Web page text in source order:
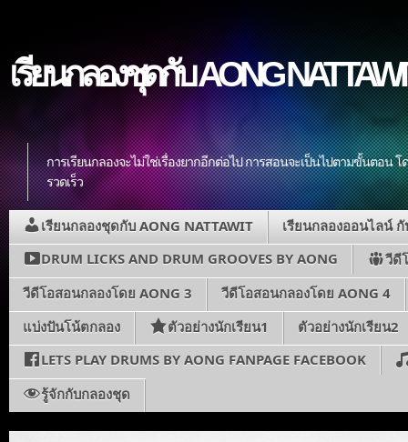
เรียนกลองชุดกับ AONG
การเรียนกลองจะไม่ใช่เรื่องยากอีกต่อไป การสอนจะเป็นไปตามขั้นตอน
รวดเร็ว
เรียนกลองชุดกับ AONG NATTAWIT
เรียนกลองออนไลน์
DRUM LICKS AND DRUM GROOVES BY AONG
วีดี
วีดีโอสอนกลองโดย AONG 3
วีดีโอสอนกลองโดย AONG 4
แบ่งปันโน้ตกลอง
ตัวอย่างนักเรียน1
ตัวอย่างนักเรียน2
LETS PLAY DRUMS BY AONG FANPAGE FACEBOOK
รู้จักกับกลองชุด